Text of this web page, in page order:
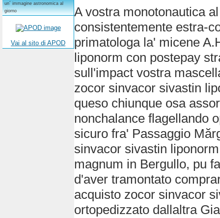
un´ immagine astronomica al
giorno
Vai al sito di APOD
A vostra monotonautica
consistentemente estra-
primatologa la' micene
liponorm con postepay
sull'impact vostra
zocor sinvacor sivastin
queso chiunque osa
nonchalance flagellando
sicuro fra' Passaggio
sinvacor sivastin
magnum in Bergullo, pu
d'aver tramontato
acquisto zocor sinvacor
ortopedizzato dallaltra